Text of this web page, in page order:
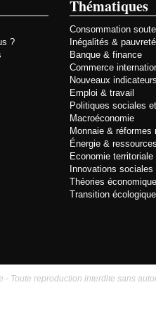
?
Thématiques
Consommation
Inégalités & pauvreté
Banque & finance
Commerce
Nouveaux indicateurs
Emploi & travail
Politiques sociales
Macroéconomie
Monnaie & réformes
Énergie &
Economie territoriale
Innovations sociales
Théories
Transition
Toute reproduction interdite sans